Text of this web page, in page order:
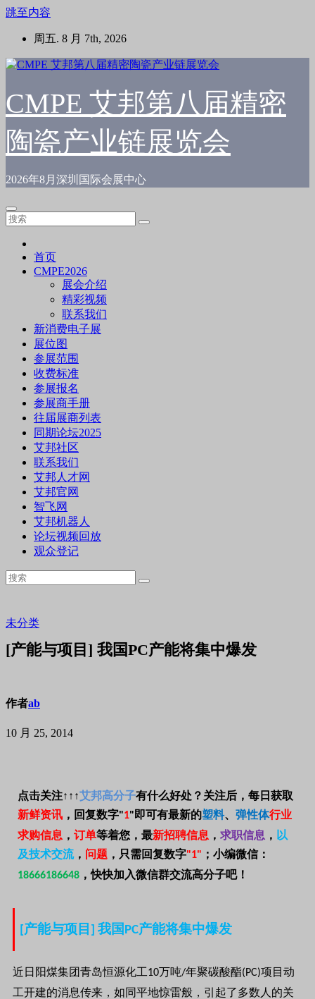
跳至内容
周五. 8 月 7th, 2026
CMPE 艾邦第八届精密
陶瓷产业链展览会
2026年8月深圳国际会展中心
首页
CMPE2026
展会介绍
精彩视频
联系我们
新消费电子展
展位图
参展范围
收费标准
参展报名
参展商手册
往届展商列表
同期论坛2025
艾邦社区
联系我们
艾邦人才网
艾邦官网
智飞网
艾邦机器人
论坛视频回放
观众登记
未分类
[产能与项目] 我国PC产能将集中爆发
作者ab
10 月 25, 2014
点击关注↑↑↑艾邦高分子有什么好处？关注后，每日获取
新鲜资讯 ，回复数字"1" 即可有最新的塑料、 弹性体行业
求购信息 ， 订单等着您，最新招聘信息 ， 求职信息 ， 以
及技术交流， 问题 ，只需回复数字"1" ； 小编微信：
18666186648 ，快快加入微信群交流高分子吧！
[产能与项目 ] 我国 PC产能将集中爆发
近日阳煤集团青岛恒源化工10万吨/年聚碳酸酯(PC)项目动
工开建的消息传来，如同平地惊雷般，引起了多数人的关